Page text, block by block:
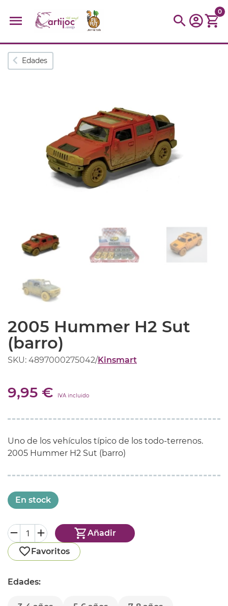
Búsquedas populares
0
Edades
2005 Hummer H2 Sut
(barro)
SKU: 4897000275042/Kinsmart
9,95 € IVA incluido
Uno de los vehículos típico de los todo-terrenos.
2005 Hummer H2 Sut (barro)
En stock
Añadir
Favoritos
Edades: